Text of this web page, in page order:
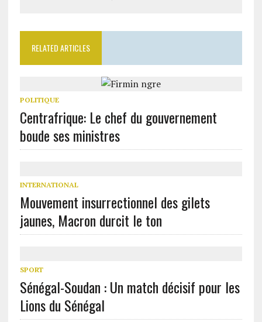
RELATED ARTICLES
POLITIQUE
Centrafrique: Le chef du gouvernement
boude ses ministres
INTERNATIONAL
Mouvement insurrectionnel des gilets
jaunes, Macron durcit le ton
SPORT
Sénégal-Soudan : Un match décisif pour les
Lions du Sénégal